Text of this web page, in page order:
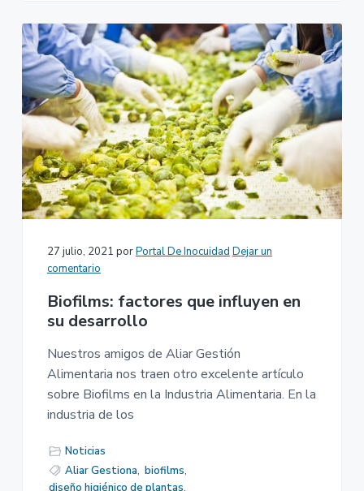
27 julio, 2021 porPortal De Inocuidad Dejar un
comentario
Biofilms: factores que influyen en
su desarrollo
Nuestros amigos de Aliar Gestión
Alimentaria nos traen otro excelente artículo
sobre Biofilms en la Industria Alimentaria. En la
industria de los
Noticias
Aliar Gestiona, biofilms,
diseño higiénico de plantas,